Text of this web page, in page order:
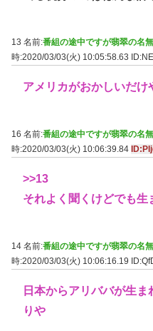
13 名前:番組の途中ですが翡翠の名
時:2020/03/03(火) 10:05:58.63
アメリカがおかしいだけ
16 名前:番組の途中ですが翡翠の名
時:2020/03/03(火) 10:06:39.84
>>13
それよく聞くけどでも
14 名前:番組の途中ですが翡翠の名
時:2020/03/03(火) 10:06:16.19
日本からアリババが生
りや